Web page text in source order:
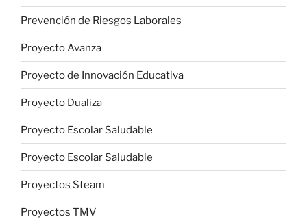
Prevención de Riesgos Laborales
Proyecto Avanza
Proyecto de Innovación Educativa
Proyecto Dualiza
Proyecto Escolar Saludable
Proyecto Escolar Saludable
Proyectos Steam
Proyectos TMV